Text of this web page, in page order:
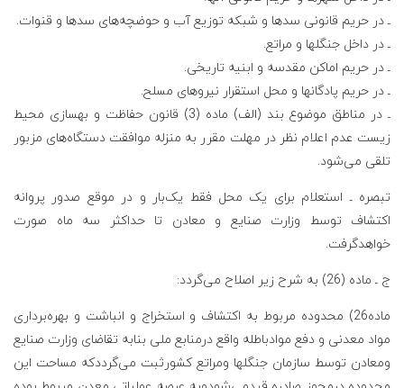
ـ در حریم قانونی سدها و شبکه توزیع آب و حوضچه‌های سدها و قنوات.
ـ در داخل جنگلها و مراتع.
ـ در حریم اماکن مقدسه و ابنیه تاریخی.
ـ در حریم پادگانها و محل استقرار نیروهای مسلح.
ـ در مناطق موضوع بند (الف) ماده (3) قانون حفاظت و بهسازی محیط
زیست عدم اعلام نظر در مهلت مقرر به منزله موافقت دستگاه‌های مزبور
تلقی می‌شود.
تبصره ـ استعلام برای یک محل فقط یک‌بار و در موقع صدور پروانه
اکتشاف توسط وزارت صنایع و معادن تا حداکثر سه ماه صورت
خواهدگرفت.
ج ـ ماده (26) به شرح زیر اصلاح می‌گردد:
ماده26) محدوده مربوط به اکتشاف و استخراج و انباشت و بهره‌برداری
مواد معدنی و دفع موادباطله واقع درمنابع ملی بنابه تقاضای وزارت صنایع
ومعادن توسط سازمان جنگلها ومراتع کشورثبت می‌گرددکه مساحت این